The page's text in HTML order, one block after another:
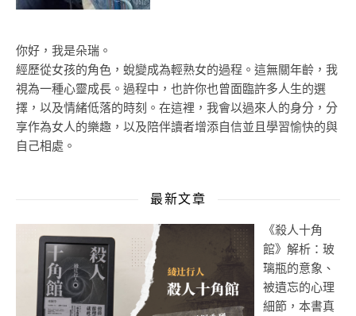
你好，我是朵瑞。
經歷從女孩的角色，蛻變成為輕熟女的過程。這無關年齡，我
視為一種心靈成長。過程中，也許你也曾面臨許多人生的選
擇，以及情緒低落的時刻。在這裡，我會以過來人的身分，分
享作為女人的樂趣，以及陪伴讀者增添自信並且學習愉快的與
自己相處。
最新文章
《殺人十角
館》解析：玻
璃瓶的意象、
被遺忘的心理
細節，本書真